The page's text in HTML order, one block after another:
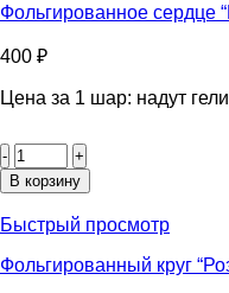
Фольгированное сердце
400 ₽
Цена за 1 шар: надут
товара
Фольгированное
"Белое"
В корзину
Быстрый просмотр
Фольгированный круг